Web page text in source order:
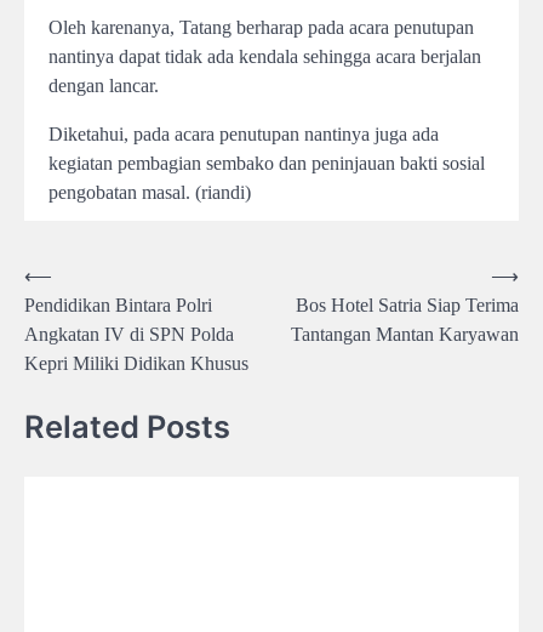
Oleh karenanya, Tatang berharap pada acara penutupan
nantinya dapat tidak ada kendala sehingga acara berjalan
dengan lancar.
Diketahui, pada acara penutupan nantinya juga ada
kegiatan pembagian sembako dan peninjauan bakti sosial
pengobatan masal. (riandi)
Post
navigation
⟵
Pendidikan Bintara Polri
Angkatan IV di SPN Polda
Kepri Miliki Didikan Khusus
Bos Hotel Satria Siap Terima
Tantangan Mantan Karyawan
⟶
Related Posts